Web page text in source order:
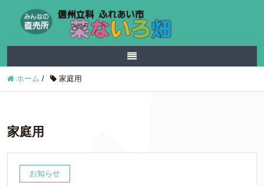
ホーム / 家庭用
家庭用
お知らせ